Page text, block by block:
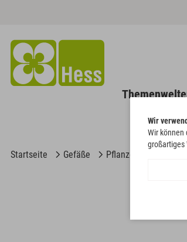
Startseite Gefäße Pflanzgefäße
Wir
Wir können
großartiges